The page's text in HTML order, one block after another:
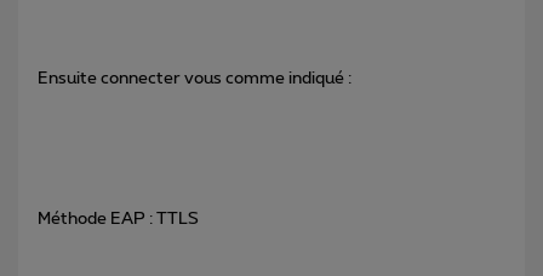
Ensuite connecter vous comme indiqué :
Méthode EAP : TTLS